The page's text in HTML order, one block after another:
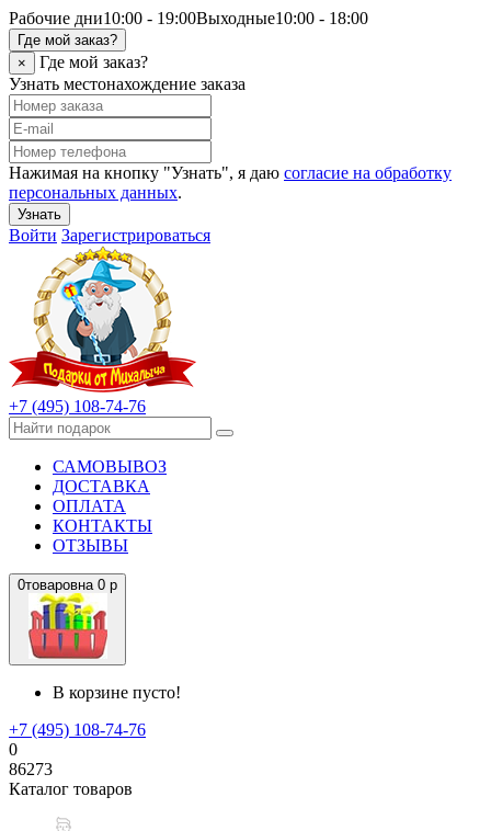
Рабочие дни10:00 - 19:00Выходные10:00 - 18:00
Где мой заказ?
×
Где мой заказ?
Узнать местонахождение заказа
Нажимая на кнопку "Узнать", я даю согласие на обработку
персональных данных.
Узнать
Войти Зарегистрироваться
+7 (495) 108-74-76
САМОВЫВОЗ
ДОСТАВКА
ОПЛАТА
КОНТАКТЫ
ОТЗЫВЫ
0товаровна 0 р
В корзине пусто!
+7 (495) 108-74-76
0
86273
Каталог товаров